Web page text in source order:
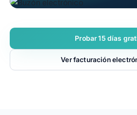
Probar 15 días
Ver facturación